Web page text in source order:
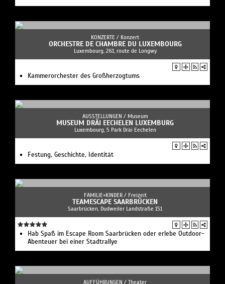
KONZERTE / Konzert
ORCHESTRE DE CHAMBRE DU LUXEMBOURG
Luxembourg, 261, route de Longwy
Kammerorchester des Großherzogtums
AUSSTELLUNGEN / Museum
MUSEUM DRÄI EECHELEN LUXEMBURG
Luxembourg, 5 Park Dräi Eechelen
Festung, Geschichte, Identität
FAMILIE+KINDER / Freizeit
TEAMESCAPE SAARBRÜCKEN
Saarbrücken, Dudweiler Landstraße 151
Hab Spaß im Escape Room Saarbrücken oder erlebe Outdoor-
Abenteuer bei einer Stadtrallye
AUFFÜHRUNGEN / Theater